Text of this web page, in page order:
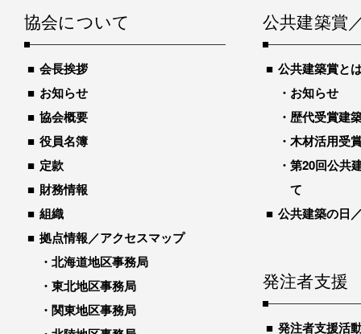
協会について
会長挨拶
お知らせ
協会概要
役員名簿
定款
財務情報
組織
拠点情報／アクセスマップ
北海道地区事務局
東北地区事務局
関東地区事務局
公共建築賞
公共建築賞と
お知らせ
歴代受賞建
木材活用受
第20回公共
て
公共建築の日
発注者支援
発注者支援活